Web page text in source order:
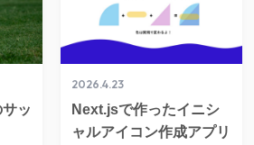
ッ
2026.4.23
Next.jsで作ったイニシ
ャルアイコン作成アプリ